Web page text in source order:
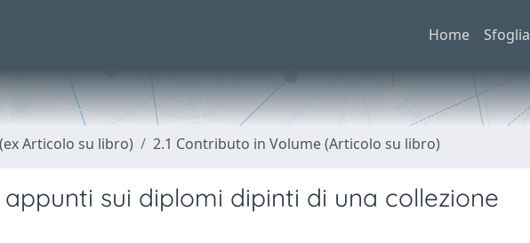
Home Sfoglia
Articolo su libro) 2.1 Contributo in Volume (Articolo su libro)
sui diplomi dipinti di una collezione